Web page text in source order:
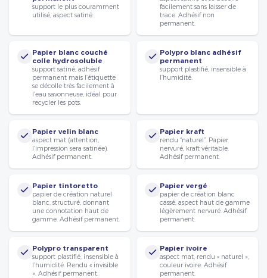
support le plus couramment
utilisé, aspect satiné.
facilement sans laisser de
trace. Adhésif non
permanent.
Papier blanc couché
colle hydrosoluble
support satiné, adhésif
permanent mais l’étiquette
se décolle très facilement à
l’eau savonneuse, idéal pour
recycler les pots.
Polypro blanc adhésif
permanent
support plastifié, insensible à
l’humidité.
Papier velin blanc
aspect mat (attention,
l’impression sera satinée).
Adhésif permanent.
Papier kraft
rendu “naturel”. Papier
nervuré, kraft véritable.
Adhésif permanent.
Papier tintoretto
papier de création naturel
blanc, structuré, donnant
une connotation haut de
gamme. Adhésif permanent.
Papier vergé
papier de création blanc
cassé, aspect haut de gamme
légèrement nervuré. Adhésif
permanent.
Polypro transparent
support plastifié, insensible à
l’humidité. Rendu « invisible
». Adhésif permanent.
Papier ivoire
aspect mat, rendu « naturel »,
couleur ivoire. Adhésif
permanent.